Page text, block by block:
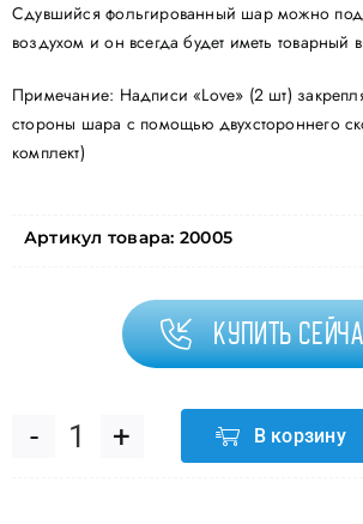
Сдувшийся фольгированный шар можно
воздухом и он всегда будет иметь товарный
Примечание: Надписи «Love» (2 шт)
стороны шара с помощью двухстороннего
комплект)
Артикул товара: 20005
Купить
Количество
В корзину